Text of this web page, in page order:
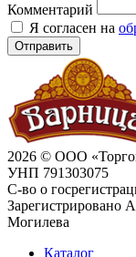
Комментарий
Я согласен на
Отправить
2026 © ООО
УНП 791303075
С-во о
Зарегистрировано
Могилева
Каталог